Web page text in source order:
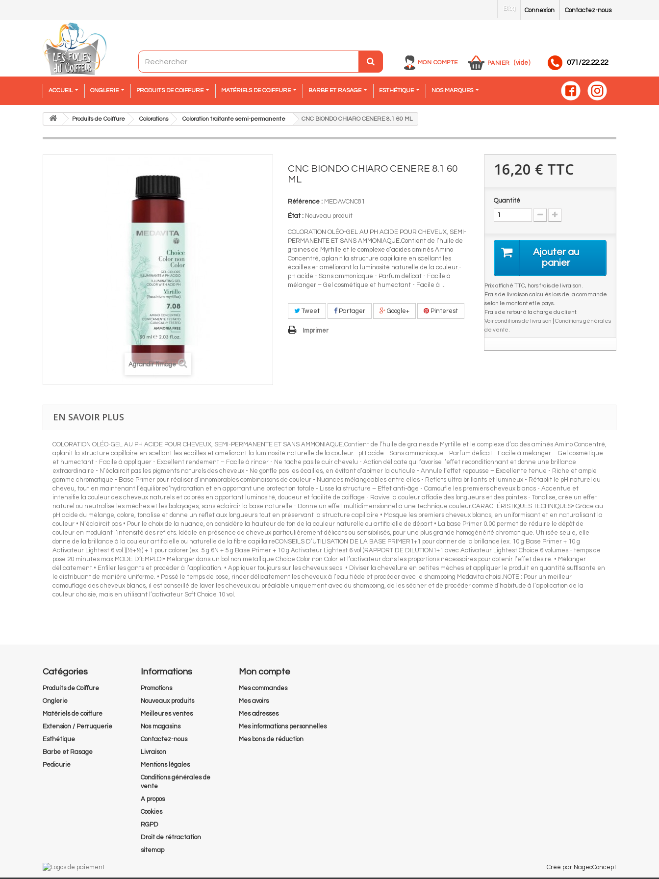
Contactez-nous
Connexion
Blog
MON COMPTE PANIER (vide) 071/22.22.22
ACCUEIL ONGLERIE PRODUITS DE COIFFURE MATÉRIELS DE COIFFURE BARBE ET RASAGE ESTHÉTIQUE NOS MARQUES
Produits de Coiffure Colorations Coloration traitante semi-permanente CNC BIONDO CHIARO CENERE 8.1 60 ML
Agrandir l'image
CNC BIONDO CHIARO CENERE 8.1 60
ML
Référence : MEDAVCNC81
État : Nouveau produit
COLORATION OLÉO-GEL AU PH ACIDE POUR CHEVEUX, SEMI-
PERMANENTE ET SANS AMMONIAQUE.Contient de l’huile de
graines de Myrtille et le complexe d’acides aminés Amino
Concentré, aplanit la structure capillaire en scellant les
écailles et améliorant la luminosité naturelle de la couleur.-
pH acide - Sans ammoniaque - Parfum délicat - Facile à
mélanger – Gel cosmétique et humectant - Facile à ...
Tweet Partager Google+ Pinterest
Imprimer
16,20 € TTC
Quantité
Ajouter au
panier
Prix affiché TTC, hors frais de livraison.
Frais de livraison calculés lors de la commande
selon le montant et le pays.
Frais de retour à la charge du client.
Voir conditions de livraison
Conditions générales
de vente
EN SAVOIR PLUS
COLORATION OLÉO-GEL AU PH ACIDE POUR CHEVEUX, SEMI-PERMANENTE ET SANS AMMONIAQUE.Contient de l’huile de graines de Myrtille et le complexe d’acides aminés Amino Concentré,
aplanit la structure capillaire en scellant les écailles et améliorant la luminosité naturelle de la couleur.- pH acide - Sans ammoniaque - Parfum délicat - Facile à mélanger – Gel cosmétique
et humectant - Facile à appliquer - Excellent rendement – Facile à rincer - Ne tache pas le cuir chevelu - Action délicate qui favorise l’effet reconditionnant et donne une brillance
extraordinaire - N’éclaircit pas les pigments naturels des cheveux - Ne gonfle pas les écailles, en évitant d’abîmer la cuticule - Annule l’effet repousse – Excellente tenue - Riche et ample
gamme chromatique - Base Primer pour réaliser d’innombrables combinaisons de couleur - Nuances mélangeables entre elles - Reflets ultra brillants et lumineux - Rétablit le pH naturel du
cheveu, tout en maintenant l’équilibred’hydratation et en apportant une protection totale - Lisse la structure – Effet anti-âge - Camoufle les premiers cheveux blancs - Accentue et
intensifie la couleur des cheveux naturels et colorés en apportant luminosité, douceur et facilité de coiffage - Ravive la couleur affadie des longueurs et des pointes - Tonalise, crée un effet
naturel ou neutralise les mèches et les balayages, sans éclaircir la base naturelle - Donne un effet multidimensionnel à une technique couleur.CARACTÉRISTIQUES TECHNIQUES• Grâce au
pH acide du mélange, colore, tonalise et donne un reflet aux longueurs tout en préservant la structure capillaire • Masque les premiers cheveux blancs, en uniformisant et en naturalisant la
couleur • N’éclaircit pas • Pour le choix de la nuance, on considère la hauteur de ton de la couleur naturelle ou artificielle de départ • La base Primer 0.00 permet de réduire le dépôt de
couleur en modulant l’intensité des reflets. Idéale en présence de cheveux particulièrement délicats ou sensibilisés, pour une plus grande homogénéité chromatique. Utilisée seule, elle
donne de la brillance à la couleur artificielle ou naturelle de la fibre capillaireCONSEILS D’UTILISATION DE LA BASE PRIMER1+1 pour donner de la brillance (ex. 10 g Base Primer + 10 g
Activateur Lightest 6 vol.)(½+½) + 1 pour colorer (ex. 5 g 6N + 5 g Base Primer + 10 g Activateur Lightest 6 vol.)RAPPORT DE DILUTION1+1 avec Activateur Lightest Choice 6 volumes - temps de
pose 20 minutes max.MODE D’EMPLOI• Mélanger dans un bol non métallique Choice Color non Color et l’activateur dans les proportions nécessaires pour obtenir l’effet désiré. • Mélanger
délicatement.• Enfiler les gants et procéder à l’application. • Appliquer toujours sur les cheveux secs. • Diviser la chevelure en petites mèches et appliquer le produit en quantité suffisante en
le distribuant de manière uniforme. • Passé le temps de pose, rincer délicatement les cheveux à l’eau tiède et procéder avec le shampoing Medavita choisi.NOTE : Pour un meilleur
camouflage des cheveux blancs, il est conseillé de laver les cheveux au préalable uniquement avec du shampoing, de les sécher et de procéder comme d’habitude à l’application de la
couleur choisie, mais en utilisant l’activateur Soft Choice 10 vol.
Catégories
Produits de Coiffure
Onglerie
Matériels de coiffure
Extension / Perruquerie
Esthétique
Barbe et Rasage
Pedicurie
Informations
Promotions
Nouveaux produits
Meilleures ventes
Nos magasins
Contactez-nous
Livraison
Mentions légales
Conditions générales de
vente
A propos
Cookies
RGPD
Droit de rétractation
sitemap
Mon compte
Mes commandes
Mes avoirs
Mes adresses
Mes informations personnelles
Mes bons de réduction
Créé par NageoConcept